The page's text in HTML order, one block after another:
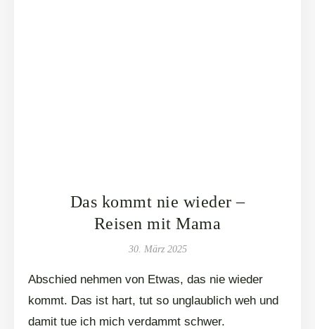
Das kommt nie wieder –
Reisen mit Mama
30. März 2025
Abschied nehmen von Etwas, das nie wieder
kommt. Das ist hart, tut so unglaublich weh und
damit tue ich mich verdammt schwer.